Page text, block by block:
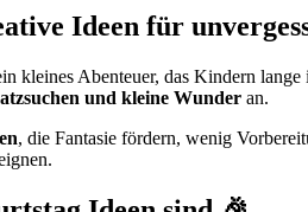
Ideen für
kleines Abenteuer, das Kindern
und kleine Wunder an.
, die Fantasie fördern, wenig